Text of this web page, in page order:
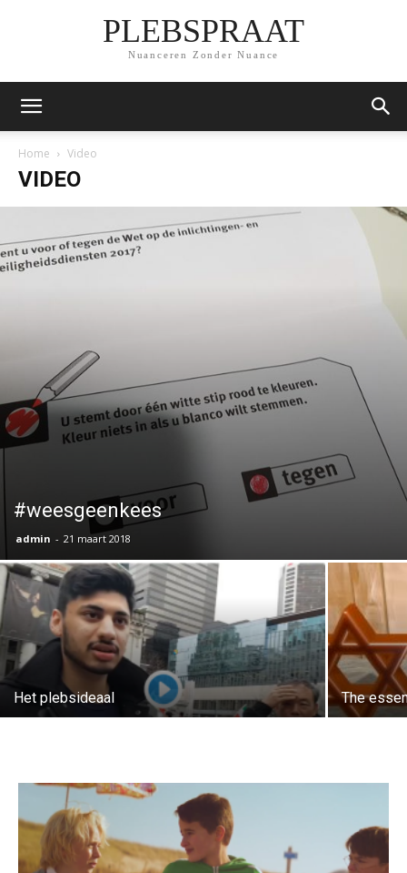
PLEBSPRAAT
Nuanceren Zonder Nuance
Home Video
VIDEO
#weesgeenkees
admin - 21 maart 2018
Het plebsideaal The